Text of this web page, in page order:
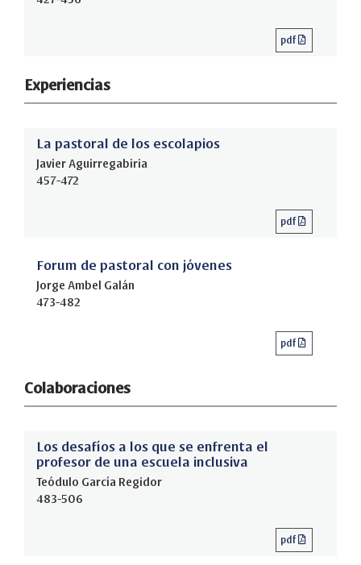
pdf
Experiencias
La pastoral de los escolapios
Javier Aguirregabiria
457-472
pdf
Forum de pastoral con jóvenes
Jorge Ambel Galán
473-482
pdf
Colaboraciones
Los desafíos a los que se enfrenta el
profesor de una escuela inclusiva
Teódulo García Regidor
483-506
pdf